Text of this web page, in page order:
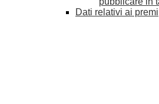
Dati relativi ai premi